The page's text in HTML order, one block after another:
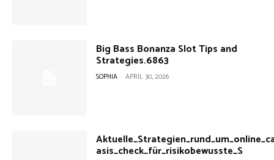
Big Bass Bonanza Slot Tips and
Strategies.6863
SOPHIA - APRIL 30, 2026
asis_check_für_risikobewusste_S